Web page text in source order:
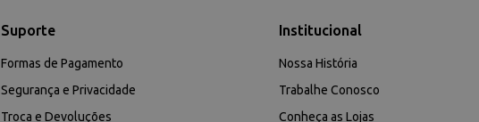
Suporte
Formas de Pagamento
Segurança e Privacidade
Troca e Devoluções
Institucional
Nossa História
Trabalhe Conosco
Conheça as Lojas